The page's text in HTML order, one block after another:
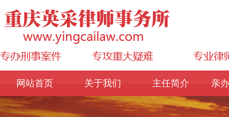
网站首页 关于我们 主任简介 亲